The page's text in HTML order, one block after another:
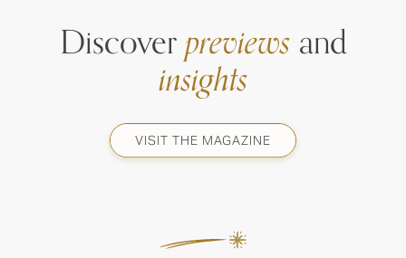
Discoverpreviewsand
insights
VISIT THE MAGAZINE